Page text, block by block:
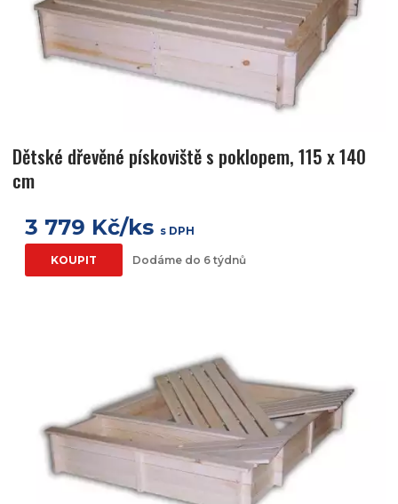
Dětské dřevěné pískoviště s poklopem, 115 x 140
cm
3 779 Kč/ks s DPH
KOUPIT Dodáme do 6 týdnů